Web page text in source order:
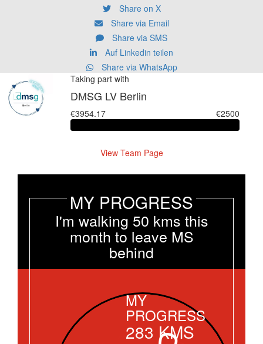
Share on X
Share via Email
Share via SMS
Auf Linkedin teilen
Share via WhatsApp
Taking part with
DMSG LV Berlin
€3954.17 €2500
View Team Page
MY PROGRESS
I'm walking 50 kms this
month to leave MS
behind
MY
PROGRESS
283 KMS